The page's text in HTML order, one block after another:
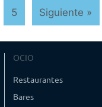
5 Siguiente »
OCIO
Restaurantes
Bares